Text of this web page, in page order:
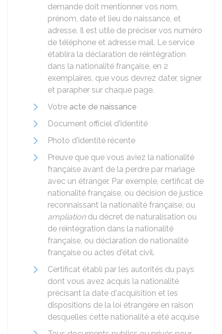
demande doit mentionner vos nom,
prénom, date et lieu de naissance, et
adresse. Il est utile de préciser vos numéro
de téléphone et adresse mail. Le service
établira la déclaration de réintégration
dans la nationalité française, en 2
exemplaires, que vous devrez dater, signer
et parapher sur chaque page.
Votre acte de naissance
Document officiel d'identité
Photo d'identité récente
Preuve que que vous aviez la nationalité
française avant de la perdre par mariage
avec un étranger. Par exemple, certificat de
nationalité française, ou décision de justice
reconnaissant la nationalité française, ou
ampliationdu décret de naturalisation ou
de réintégration dans la nationalité
française, ou déclaration de nationalité
française ou actes d'état civil.
Certificat établi par les autorités du pays
dont vous avez acquis la nationalité
précisant la date d'acquisition et les
dispositions de la loi étrangère en raison
desquelles cette nationalité a été acquise